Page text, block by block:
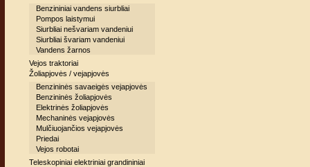
Benzininiai vandens siurbliai
Pompos laistymui
Siurbliai nešvariam vandeniui
Siurbliai švariam vandeniui
Vandens žarnos
Vejos traktoriai
Žoliapjovės / vejapjovės
Benzininės savaeigės vejapjovės
Benzininės žoliapjovės
Elektrinės žoliapjovės
Mechaninės vejapjovės
Mulčiuojančios vejapjovės
Priedai
Vejos robotai
Teleskopiniai elektriniai grandininiai